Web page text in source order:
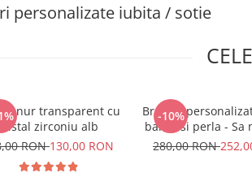
personalizate iubita / sotie
snur transparent cu
cristal zirconiu alb
RON130,00 RON
-10%
Bratara
banut si perla - Sa
280,00 RON